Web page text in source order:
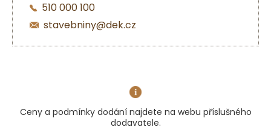
510 000 100
stavebniny@dek.cz
Ceny a podmínky dodání najdete na webu příslušného
dodavatele.